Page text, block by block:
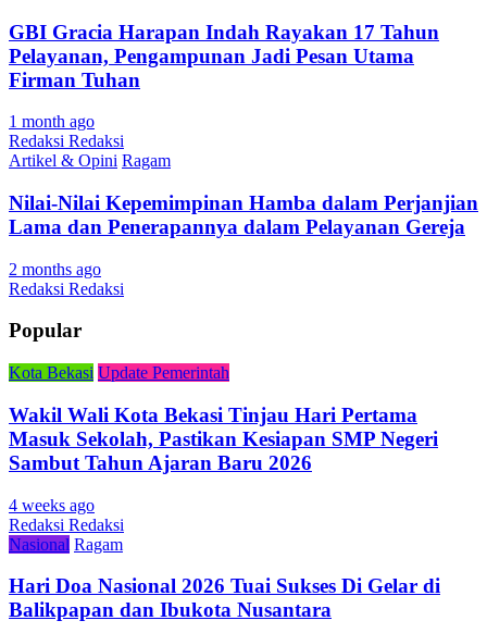
GBI Gracia Harapan Indah Rayakan 17 Tahun
Pelayanan, Pengampunan Jadi Pesan Utama
Firman Tuhan
1 month ago
Redaksi Redaksi
Artikel & Opini Ragam
Nilai-Nilai Kepemimpinan Hamba dalam Perjanjian
Lama dan Penerapannya dalam Pelayanan Gereja
2 months ago
Redaksi Redaksi
Popular
Kota Bekasi Update Pemerintah
Wakil Wali Kota Bekasi Tinjau Hari Pertama
Masuk Sekolah, Pastikan Kesiapan SMP Negeri
Sambut Tahun Ajaran Baru 2026
4 weeks ago
Redaksi Redaksi
Nasional Ragam
Hari Doa Nasional 2026 Tuai Sukses Di Gelar di
Balikpapan dan Ibukota Nusantara